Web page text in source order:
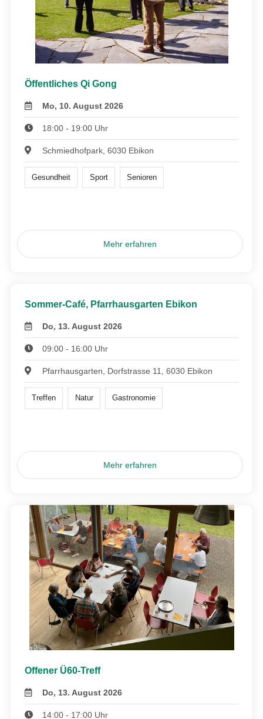
Öffentliches Qi Gong
Mo, 10. August 2026
18:00 - 19:00 Uhr
Schmiedhofpark, 6030 Ebikon
Gesundheit Sport Senioren
Mehr erfahren
Sommer-Café, Pfarrhausgarten Ebikon
Do, 13. August 2026
09:00 - 16:00 Uhr
Pfarrhausgarten, Dorfstrasse 11, 6030 Ebikon
Treffen Natur Gastronomie
Mehr erfahren
Offener Ü60-Treff
Do, 13. August 2026
14:00 - 17:00 Uhr